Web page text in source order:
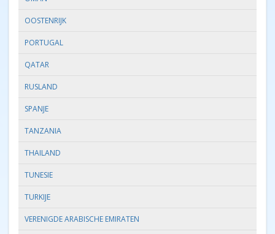
OOSTENRIJK
PORTUGAL
QATAR
RUSLAND
SPANJE
TANZANIA
THAILAND
TUNESIE
TURKIJE
VERENIGDE ARABISCHE EMIRATEN